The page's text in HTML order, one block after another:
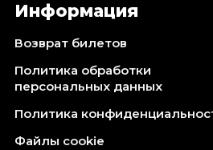
Информация
Возврат билетов
Политика обработки
персональных данных
Политика
Файлы cookie